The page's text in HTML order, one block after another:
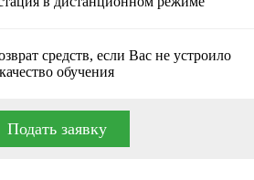
средств, если Вас не устроило
качество обучения
Подать заявку